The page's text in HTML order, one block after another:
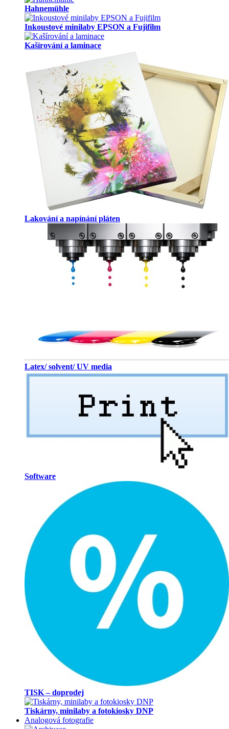
Hahnemühle
Inkoustové minilaby EPSON a Fujifilm
Kašírování a laminace
Lakování a napínání pláten
Latex/ solvent/ UV media
Software
TISK – doprodej
Tiskárny, minilaby a fotokiosky DNP
Analogová fotografie